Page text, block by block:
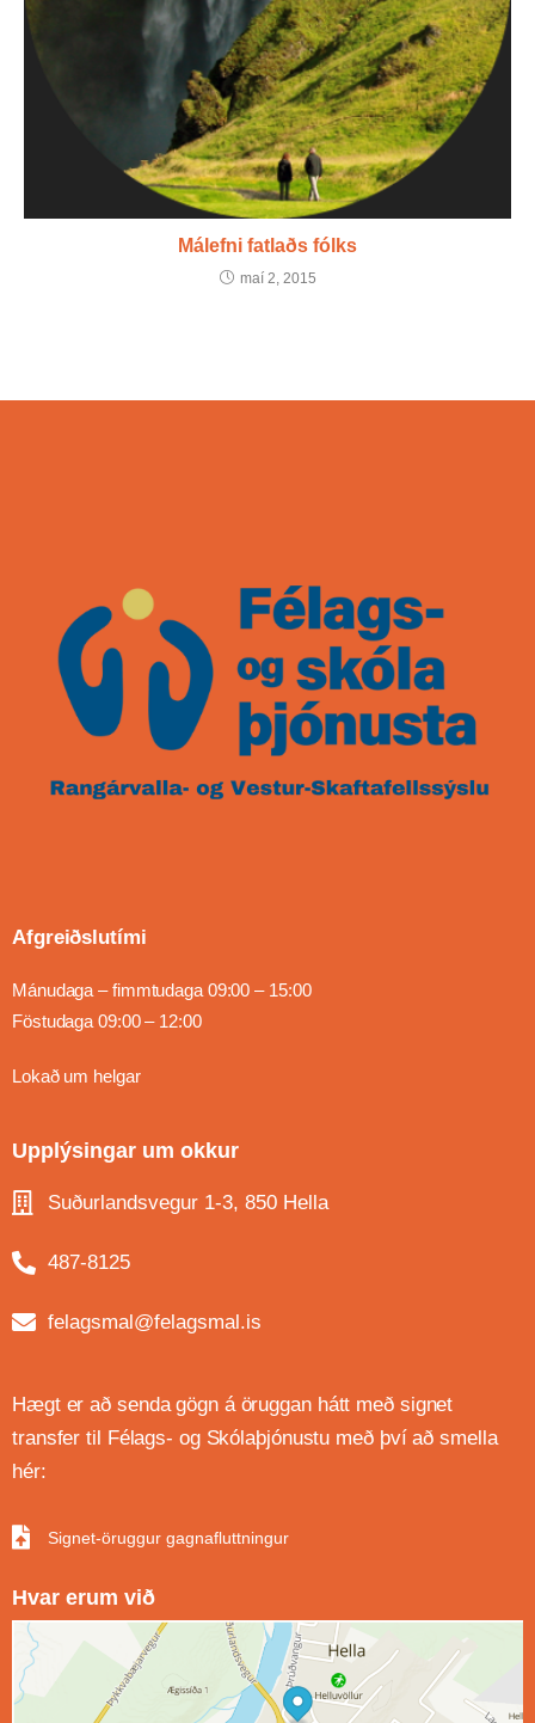
Málefni fatlaðs fólks
maí 2, 2015
Afgreiðslutími
Mánudaga – fimmtudaga 09:00 – 15:00
Föstudaga 09:00 – 12:00
Lokað um helgar
Upplýsingar um okkur
Suðurlandsvegur 1-3, 850 Hella
487-8125
felagsmal@felagsmal.is
Hægt er að senda gögn á öruggan hátt með signet
transfer til Félags- og Skólaþjónustu með því að smella
hér:
Signet-öruggur gagnafluttningur
Hvar erum við